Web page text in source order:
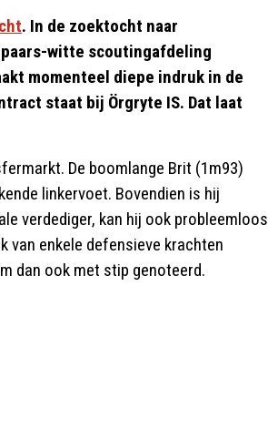
. In de zoektocht naar
witte scoutingafdeling
momenteel diepe indruk in de
staat bij Örgryte IS. Dat laat
De boomlange Brit (1m93)
linkervoet. Bovendien is hij
verdediger, kan hij ook probleemloos
van enkele defensieve krachten
dan ook met stip genoteerd.